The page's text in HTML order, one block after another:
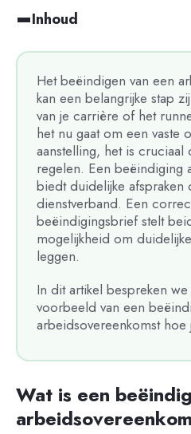
Het beëindigen van een
kan een belangrijke stap
van je carrière of het
het nu gaat om een vaste
aanstelling, het is
regelen. Een beëindiging
biedt duidelijke afspraken
dienstverband. Een
beëindigingsbrief stelt
mogelijkheid om
leggen.
In dit artikel bespreken
voorbeeld van een
arbeidsovereenkomst hoe
Inhoud
Wat is een